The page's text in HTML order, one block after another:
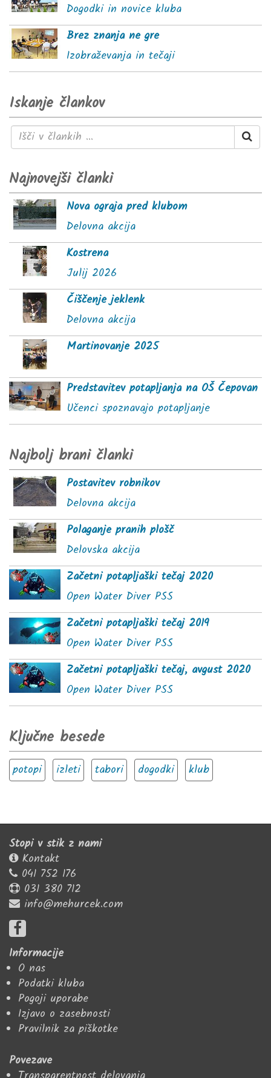
Dogodki in novice kluba
Brez znanja ne gre
Izobraževanja in tečaji
Iskanje člankov
Najnovejši članki
Nova ograja pred klubom
Delovna akcija
Kostrena
Julij 2026
Čiščenje jeklenk
Delovna akcija
Martinovanje 2025
Predstavitev potapljanja na OŠ Čepovan
Učenci spoznavajo potapljanje
Najbolj brani članki
Postavitev robnikov
Delovna akcija
Polaganje pranih plošč
Delovska akcija
Začetni potapljaški tečaj 2020
Open Water Diver PSS
Začetni potapljaški tečaj 2019
Open Water Diver PSS
Začetni potapljaški tečaj, avgust 2020
Open Water Diver PSS
Ključne besede
potopi izleti tabori dogodki klub
Stopi v stik z nami
Kontakt
041 752 176
031 380 712
info@mehurcek.com
Informacije
O nas
Podatki kluba
Pogoji uporabe
Izjavo o zasebnosti
Pravilnik za piškotke
Povezave